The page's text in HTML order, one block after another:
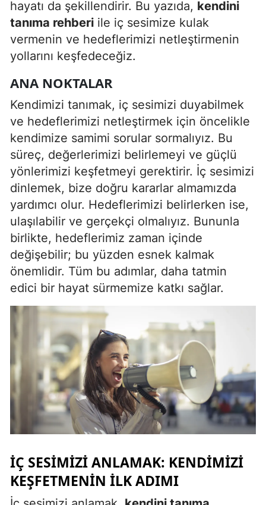
Erzincan
Erzurum
Giresun
Gümüşhane
Hakkari
Hatay
Isparta
Mersin
İstanbul
İzmir
Kastamonu
Kayseri
Kırklareli
Kırşehir
Kocaeli
Kütahya
Malatya
hayatı da şekillendirir. Bu yazıda, kendini
tanıma rehberi ile iç sesimize kulak
vermenin ve hedeflerimizi netleştirmenin
yollarını keşfedeceğiz.
ANA NOKTALAR
Kendimizi tanımak, iç sesimizi duyabilmek
ve hedeflerimizi netleştirmek için öncelikle
kendimize samimi sorular sormalıyız. Bu
süreç, değerlerimizi belirlemeyi ve güçlü
yönlerimizi keşfetmeyi gerektirir. İç sesimizi
dinlemek, bize doğru kararlar almamızda
yardımcı olur. Hedeflerimizi belirlerken ise,
ulaşılabilir ve gerçekçi olmalıyız. Bununla
birlikte, hedeflerimiz zaman içinde
değişebilir; bu yüzden esnek kalmak
önemlidir. Tüm bu adımlar, daha tatmin
edici bir hayat sürmemize katkı sağlar.
İÇ SESIMIZI ANLAMAK: KENDIMIZI
KEŞFETMENIN İLK ADIMI